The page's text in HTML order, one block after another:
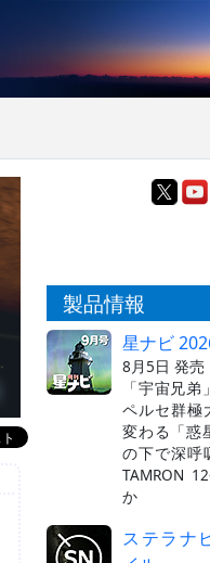
製品情報
星ナビ
8月5日 発売
「宇宙兄
ペルセ群極
変わる「惑
の下で深呼
TAMRON
か
ステラナ